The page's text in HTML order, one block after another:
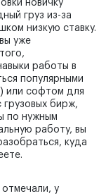
новичку
груз из-за
низкую ставку.
уже
работы в
популярными
или софтом для
бирж,
по нужным
работу, вы
куда
у